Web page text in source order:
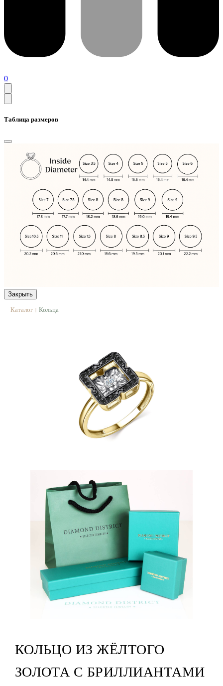
0
Таблица размеров
Закрыть
Каталог | Кольца
КОЛЬЦО ИЗ ЖЁЛТОГО
ЗОЛОТА С БРИЛЛИАНТАМИ